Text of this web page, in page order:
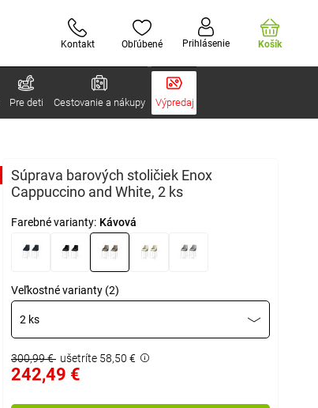
Kontakt Obľúbené Prihlásenie Košík
Pre deti Cestovanie a nákupy Výpredaj
Súprava barových stoličiek Enox
Cappuccino and White, 2 ks
Farebné varianty: Kávová
Veľkostné varianty (2)
2 ks
300,99 € ušetríte 58,50 €
242,49 €